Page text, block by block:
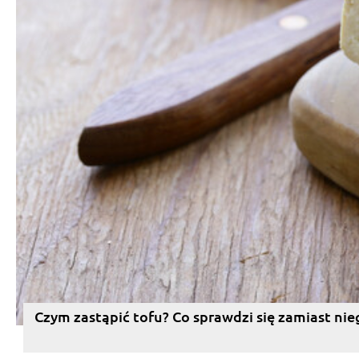
Czym zastąpić tofu? Co sprawdzi się zamiast